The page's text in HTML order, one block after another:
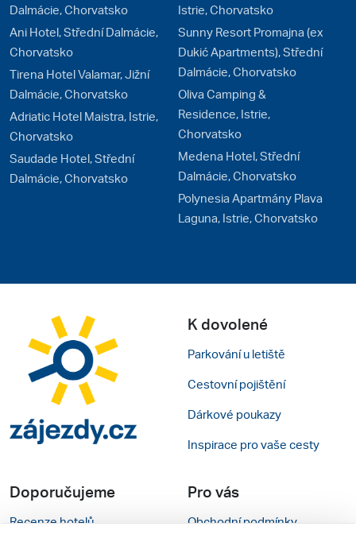
Dalmácie, Chorvatsko
Ani Hotel, Střední Dalmácie,
Chorvatsko
Tirena Hotel Valamar, Jižní
Dalmácie, Chorvatsko
Adriatic Hotel Maistra, Istrie,
Chorvatsko
Saudade Hotel, Střední
Dalmácie, Chorvatsko
Istrie, Chorvatsko
Sunny Resort Promajna (ex
Dukić Apartments), Střední
Dalmácie, Chorvatsko
Oliva Camping &
Residence, Istrie,
Chorvatsko
Medena Hotel, Střední
Dalmácie, Chorvatsko
Polynesia Apartmány Plava
Laguna, Istrie, Chorvatsko
K dovolené
Parkování u letiště
Cestovní pojištění
Dárkové poukazy
Inspirace pro vaše cesty
Doporučujeme
Recenze hotelů
Pro vás
Obchodní podmínky